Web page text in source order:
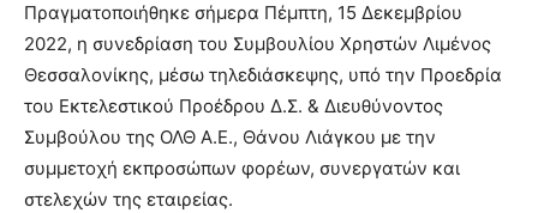
Πραγματοποιήθηκε σήμερα Πέμπτη, 15 Δεκεμβρίου
2022, η συνεδρίαση του Συμβουλίου Χρηστών Λιμένος
Θεσσαλονίκης, μέσω τηλεδιάσκεψης, υπό την Προεδρία
του Εκτελεστικού Προέδρου Δ.Σ. & Διευθύνοντος
Συμβούλου της ΟΛΘ Α.Ε., Θάνου Λιάγκου με την
συμμετοχή εκπροσώπων φορέων, συνεργατών και
στελεχών της εταιρείας.